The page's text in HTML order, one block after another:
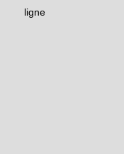
ligne